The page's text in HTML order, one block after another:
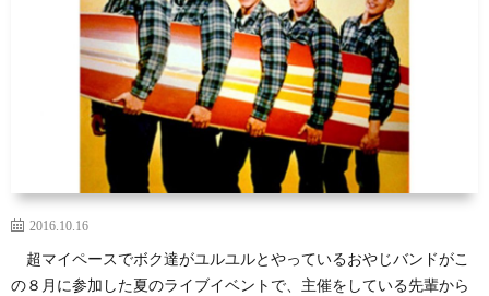
2016.10.16
超マイペースでボク達がユルユルとやっているおやじバンドがこ
の８月に参加した夏のライブイベントで、主催をしている先輩から